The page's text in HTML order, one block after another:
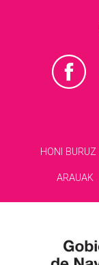
HONI BURUZ
ARAUAK